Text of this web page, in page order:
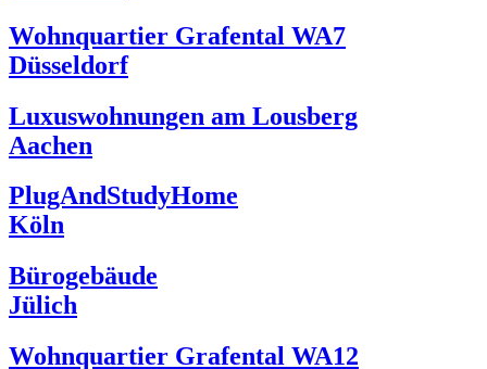
Wohnquartier Grafental WA7
Düsseldorf
Luxuswohnungen am Lousberg
Aachen
PlugAndStudyHome
Köln
Bürogebäude
Jülich
Wohnquartier Grafental WA12